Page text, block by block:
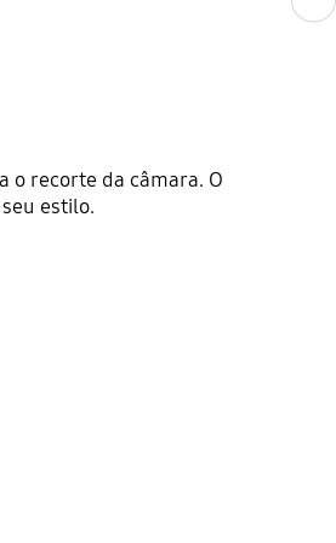
o recorte da câmara. O
estilo.